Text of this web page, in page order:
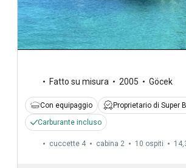
Fatto su misura 2005 Göcek
Con equipaggio
Proprietario di Super
Carburante incluso
cuccette 4 cabina 2 10 ospiti